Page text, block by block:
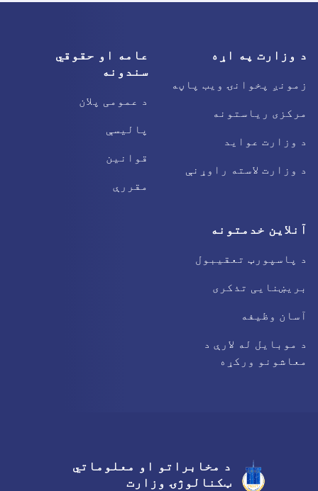
د وزارت په اړه
زمونږ پخوانۍ ویب پاڼه
مرکزی ریاستونه
د وزارت عواید
د وزارت لاسته راوړنې
عامه او حقوقي
سندونه
د عمومی پلان
پالیسې
قوانین
مقررې
آنلاین خدمتونه
د پاسپورټ تعقیبول
بریښنایی تذکری
آسان وظیفه
د موبایل له لارې د
معاشونو ورکړه
د مخابراتو او معلوماتي
ټکنالوژۍ وزارت